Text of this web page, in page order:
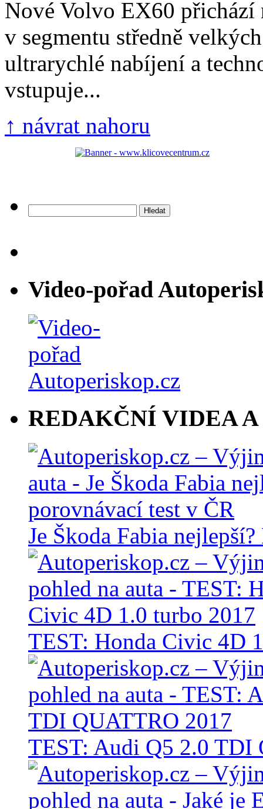
Nové Volvo EX60 přichází
v segmentu středně
ultrarychlé nabíjení a
vstupuje...
↑ návrat nahoru
Video-pořad
REDAKČNÍ VIDEA A
Je Škoda Fabia
TEST: Honda Civic 4D
TEST: Audi Q5 2.0 TDI